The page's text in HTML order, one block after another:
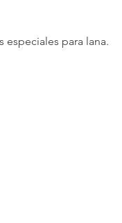
especiales para lana.